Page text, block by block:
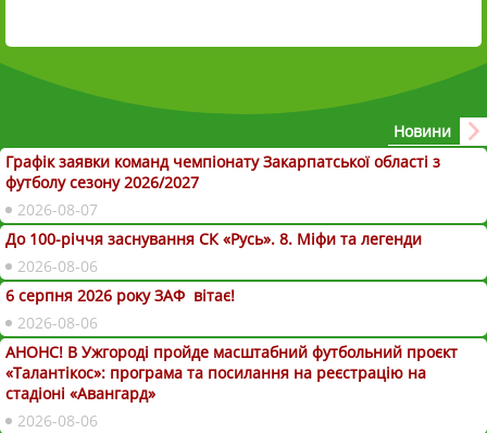
Новини
Графік заявки команд чемпіонату Закарпатської області з
футболу сезону 2026/2027
2026-08-07
До 100-річчя заснування СК «Русь». 8. Міфи та легенди
2026-08-06
6 серпня 2026 року ЗАФ вітає!
2026-08-06
АНОНС! В Ужгороді пройде масштабний футбольний проєкт
«Талантікос»: програма та посилання на реєстрацію на
стадіоні «Авангард»
2026-08-06